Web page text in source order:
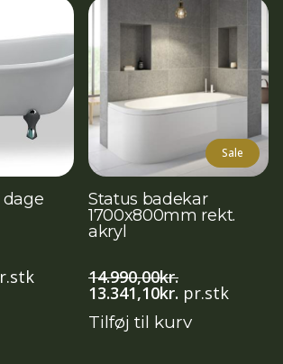
dage
Sale
Status badekar
1700x800mm rekt.
akryl
14.990,00kr.
Den
oprindelige
pris
13.341,10kr. Den
aktuelle
pris
pr.stk
Tilføj til kurv